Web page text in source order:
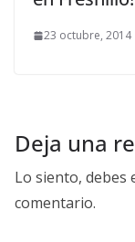
23 octubre, 2014
Deja una
Lo siento, debes
comentario.